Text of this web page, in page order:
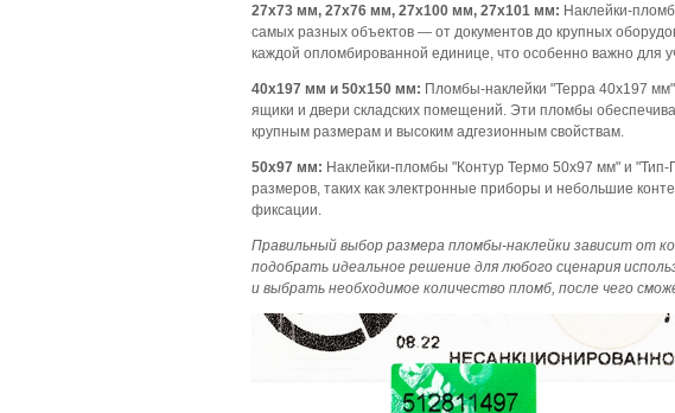
27х73 мм, 27х76 мм, 27х100 мм, 27х101 мм: Наклейки-
самых разных объектов — от документов до крупных
каждой опломбированной единице, что особенно важно для
40х197 мм и 50х150 мм: Пломбы-наклейки "Терра 40х197
ящики и двери складских помещений. Эти пломбы
крупным размерам и высоким адгезионным свойствам.
50х97 мм: Наклейки-пломбы "Контур Термо 50х97 мм" и
размеров, таких как электронные приборы и небольшие
фиксации.
Правильный выбор размера пломбы-наклейки зависит от
подобрать идеальное решение для любого сценария
и выбрать необходимое количество пломб, после чего